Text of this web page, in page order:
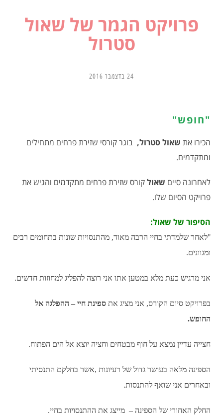
פרויקט הגמר של שאול
סטרול
24 בדצמבר 2016
"חופש"
הכירו את שאול סטרול, בוגר קורסי שזירת פרחים מתחילים
ומתקדמים.
לאחרונה סיים שאולקורס שזירת פרחים מתקדמים והגיש את
פרויקט הסיום שלו.
הסיפור של שאול:
"לאחר שלמדתי בחיי הרבה מאוד, מהתנסויות שונות בתחומים רבים
ומגוונים.
אני מרגיש כעת מלא במטען אתו אני רוצה להפליג למחוזות חדשים.
בפרויקט סיום הקורס, אני מציג את ספינת חיי – ההפלגה אל
החופש.
חצייה עדיין נמצא על חוף מבטחים וחציה יוצא אל הים הפתוח.
הספינה מלאה בעושר גדול של רעיונות ,אשר בחלקם התנסיתי
ובאחרים אני שואף להתנסות.
החלק האחורי של הספינה – מייצג את ההתנסויות בחיי.